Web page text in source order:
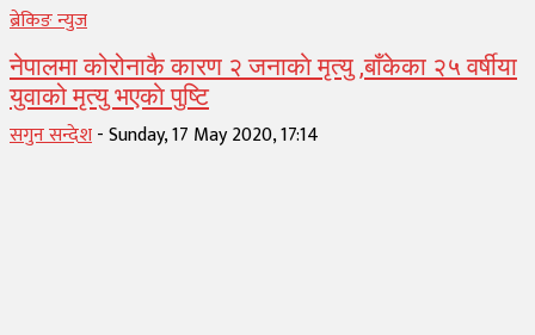
ब्रेकिङ न्युज
नेपालमा कोरोनाकै कारण २ जनाकाे मृत्यु ,बाँकेका २५ वर्षीया
युवाको मृत्यु भएकाे पुष्टि
सगुन सन्देश-Sunday, 17 May 2020, 17:14